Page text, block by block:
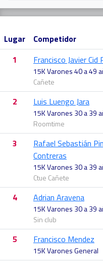
Lugar Competidor
1
Francisco Javier Cid
15K Varones 40 a 49
Cañete
2 Luis Luengo Jara
15K Varones 30 a 39
Roomtime
3
Rafael Sebastián
Contreras
15K Varones 30 a 39
Ctue Cañete
4 Adrian Aravena
15K Varones 30 a 39
Sin club
5 Francisco Mendez
15K Varones General